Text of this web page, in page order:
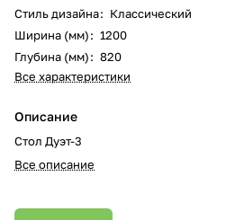
Стиль дизайна: Классический
Ширина (мм): 1200
Глубина (мм): 820
Все характеристики
Описание
Стол Дуэт-3
Все описание